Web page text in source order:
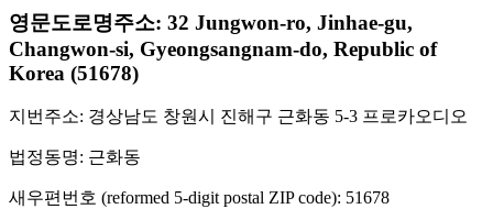
영문도로명주소: 32 Jungwon-ro, Jinhae-gu,
Changwon-si, Gyeongsangnam-do, Republic of
Korea (51678)
지번주소: 경상남도 창원시 진해구 근화동 5-3 프로카오디오
법정동명: 근화동
새우편번호 (reformed 5-digit postal ZIP code): 51678